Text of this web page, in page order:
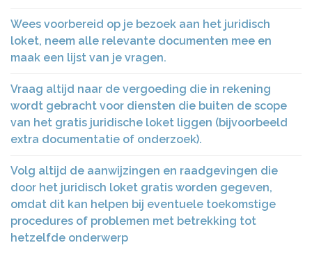
Wees voorbereid op je bezoek aan het juridisch
loket, neem alle relevante documenten mee en
maak een lijst van je vragen.
Vraag altijd naar de vergoeding die in rekening
wordt gebracht voor diensten die buiten de scope
van het gratis juridische loket liggen (bijvoorbeeld
extra documentatie of onderzoek).
Volg altijd de aanwijzingen en raadgevingen die
door het juridisch loket gratis worden gegeven,
omdat dit kan helpen bij eventuele toekomstige
procedures of problemen met betrekking tot
hetzelfde onderwerp